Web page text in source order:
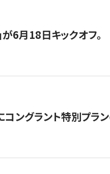
6月18日キックオフ。
ングラント特別プラ